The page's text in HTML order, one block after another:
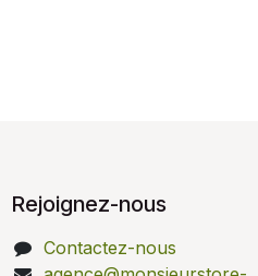
Rejoignez-nous
Contactez-nous